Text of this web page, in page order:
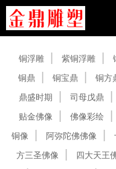
铜浮雕 紫铜浮雕
铜鼎
铜宝鼎 铜方
鼎盛时期
司母戊鼎
贴金佛像
佛像彩绘
铜像
阿弥陀佛佛像
方三圣佛像
四大天王